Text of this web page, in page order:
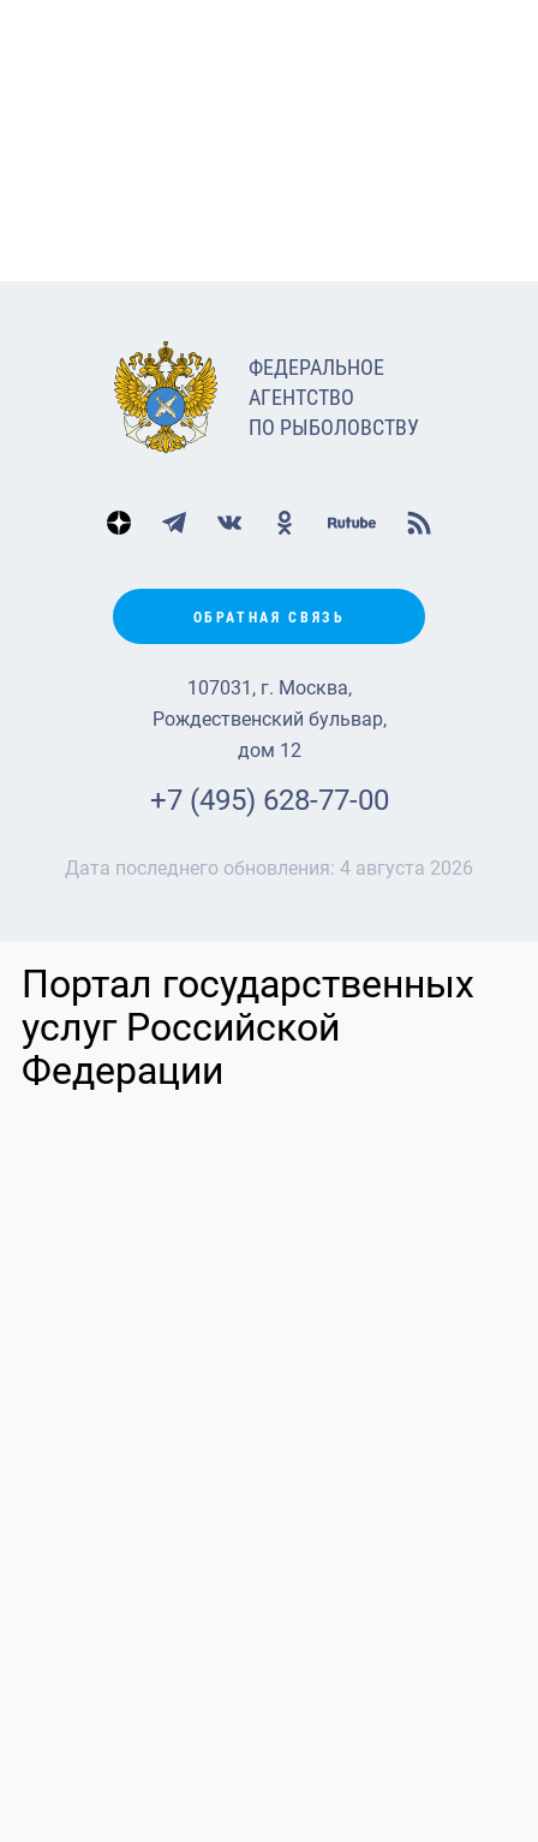
ФЕДЕРАЛЬНОЕ
АГЕНТСТВО
ПО РЫБОЛОВСТВУ
ОБРАТНАЯ СВЯЗЬ
107031, г. Москва,
Рождественский бульвар,
дом 12
+7 (495) 628-77-00
Дата последнего обновления: 4 августа 2026
Портал государственных
услуг Российской
Федерации